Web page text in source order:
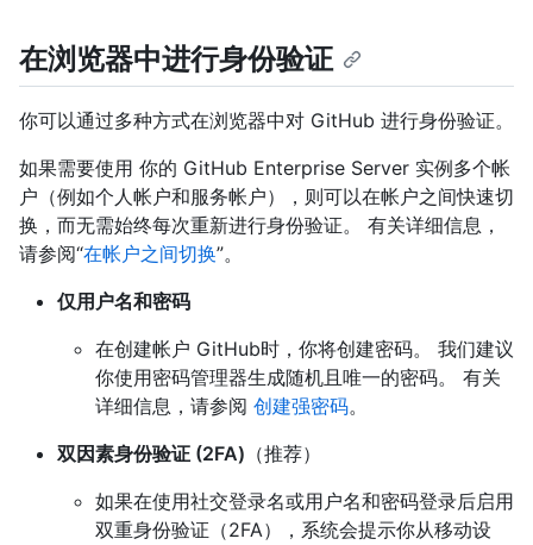
在浏览器中进行身份验证
你可以通过多种方式在浏览器中对 GitHub 进行身份验证。
如果需要使用 你的 GitHub Enterprise Server 实例多个帐
户（例如个人帐户和服务帐户），则可以在帐户之间快速切
换，而无需始终每次重新进行身份验证。 有关详细信息，
请参阅“在帐户之间切换”。
仅用户名和密码
在创建帐户 GitHub时，你将创建密码。 我们建议
你使用密码管理器生成随机且唯一的密码。 有关
详细信息，请参阅 创建强密码。
双因素身份验证 (2FA) （推荐）
如果在使用社交登录名或用户名和密码登录后启用
双重身份验证（2FA），系统会提示你从移动设